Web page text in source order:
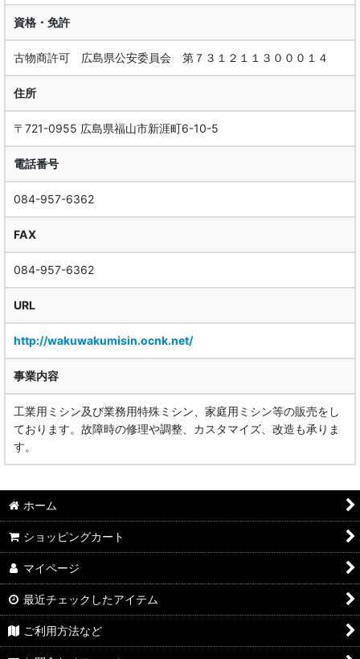
資格・免許
古物商許可 広島県公安委員会 第７３１２１１３０００１４
住所
〒721-0955 広島県福山市新涯町6-10-5
電話番号
084-957-6362
FAX
084-957-6362
URL
http://wakuwakumisin.ocnk.net/
事業内容
工業用ミシン及び業務用特殊ミシン、家庭用ミシン等の販売をし
ております。故障時の修理や調整、カスタマイズ、改造も承りま
す。
ホーム
ショッピングカート
マイページ
最近チェックしたアイテム
ご利用方法など